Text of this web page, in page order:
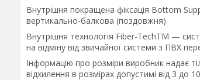
Внутрішня покращена фіксація Bottom
вертикально-балкова (поздовжня)
Внутрішня технологія Fiber-TechTM —
на відміну від звичайної системи з ПВХ
Інформацію про розміри виробник надає
відхилення в розмірах допустимі від 3 до